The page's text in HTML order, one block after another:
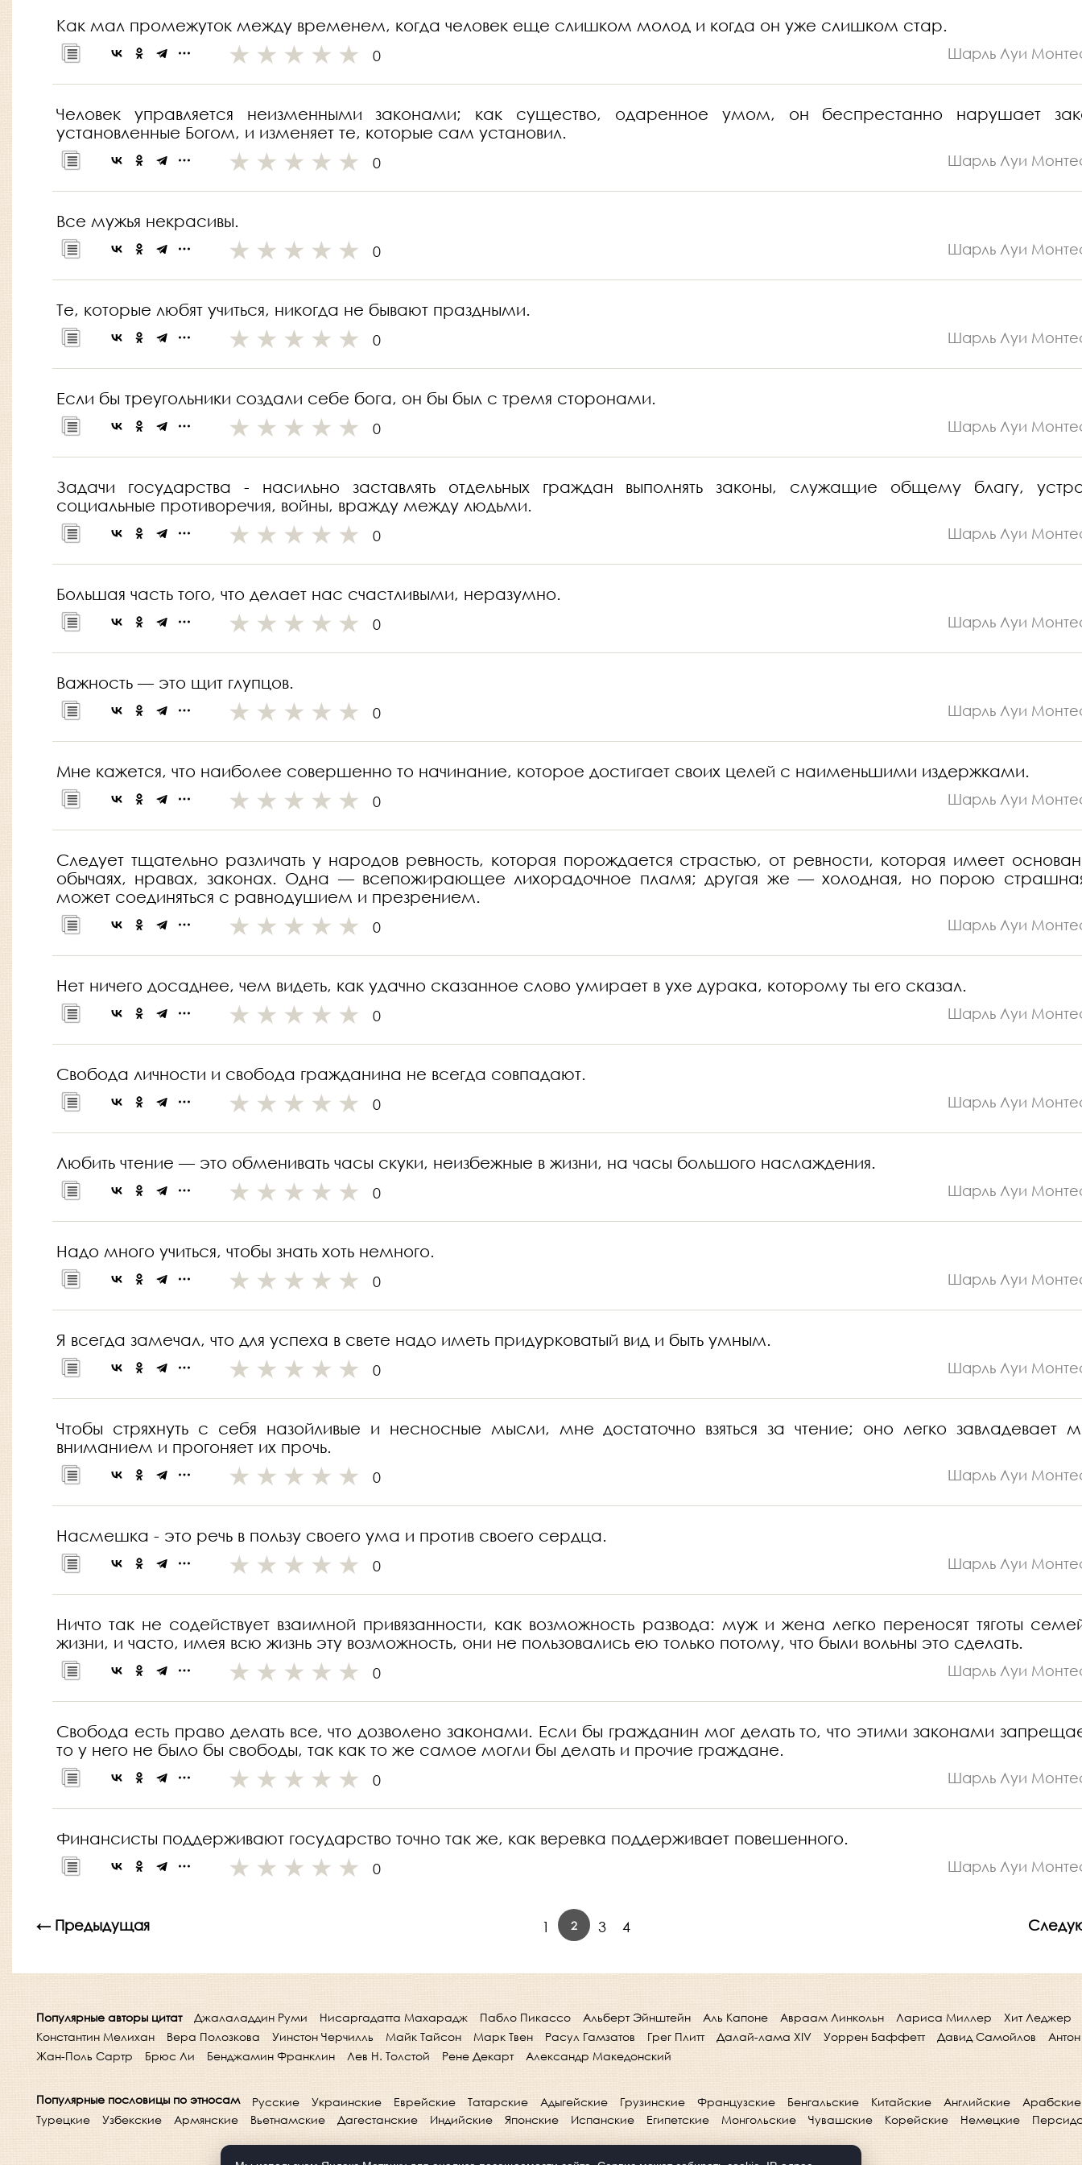
Как мал промежуток между временем, когда человек еще слишком молод и когда он уже слишком стар.
0 Шарль Луи
Человек управляется неизменными законами; как существо, одаренное умом, он беспрестанно нарушает
установленные Богом, и изменяет те, которые сам установил.
0 Шарль Луи
Все мужья некрасивы.
0 Шарль Луи
Те, которые любят учиться, никогда не бывают праздными.
0 Шарль Луи
Если бы треугольники создали себе бога, он бы был с тремя сторонами.
0 Шарль Луи
Задачи государства - насильно заставлять отдельных граждан выполнять законы, служащие общему благу,
социальные противоречия, войны, вражду между людьми.
0 Шарль Луи
Большая часть того, что делает нас счастливыми, неразумно.
0 Шарль Луи
Важность — это щит глупцов.
0 Шарль Луи
Мне кажется, что наиболее совершенно то начинание, которое достигает своих целей с наименьшими издержками.
0 Шарль Луи
Следует тщательно различать у народов ревность, которая порождается страстью, от ревности, которая имеет
обычаях, нравах, законах. Одна — всепожирающее лихорадочное пламя; другая же — холодная, но порою
может соединяться с равнодушием и презрением.
0 Шарль Луи
Нет ничего досаднее, чем видеть, как удачно сказанное слово умирает в ухе дурака, которому ты его сказал.
0 Шарль Луи
Свобода личности и свобода гражданина не всегда совпадают.
0 Шарль Луи
Любить чтение — это обменивать часы скуки, неизбежные в жизни, на часы большого наслаждения.
0 Шарль Луи
Надо много учиться, чтобы знать хоть немного.
0 Шарль Луи
Я всегда замечал, что для успеха в свете надо иметь придурковатый вид и быть умным.
0 Шарль Луи
Чтобы стряхнуть с себя назойливые и несносные мысли, мне достаточно взяться за чтение; оно легко завладевает
вниманием и прогоняет их прочь.
0 Шарль Луи
Насмешка - это речь в пользу своего ума и против своего сердца.
0 Шарль Луи
Ничто так не содействует взаимной привязанности, как возможность развода: муж и жена легко переносят тяготы
жизни, и часто, имея всю жизнь эту возможность, они не пользовались ею только потому, что были вольны это сделать.
0 Шарль Луи
Свобода есть право делать все, что дозволено законами. Если бы гражданин мог делать то, что этими законами
то у него не было бы свободы, так как то же самое могли бы делать и прочие граждане.
0 Шарль Луи
Финансисты поддерживают государство точно так же, как веревка поддерживает повешенного.
0 Шарль Луи
← Предыдущая 1 2 3 4
Популярные авторы цитат Джалаладдин Руми Нисаргадатта Махарадж Пабло Пикассо Альберт Эйнштейн Аль Капоне Авраам Линкольн Лариса Миллер
Хит Леджер
Константин Мелихан
Вера Полозкова Уинстон Черчилль Майк Тайсон Марк Твен Расул Гамзатов Грег Плитт Далай-лама XIV Уоррен Баффетт Давид Самойлов
Жан-Поль Сартр
Брюс Ли Бенджамин Франклин Лев Н. Толстой Рене Декарт Александр Македонский
Популярные пословицы по этносам Русские Украинские Еврейские Татарские Адыгейские Грузинские Французские Бенгальские Китайские Английские
Арабские
Турецкие
Узбекские Армянские Вьетнамские Дагестанские Индийские Японские Испанские Египетские Монгольские Чувашские Корейские Немецкие